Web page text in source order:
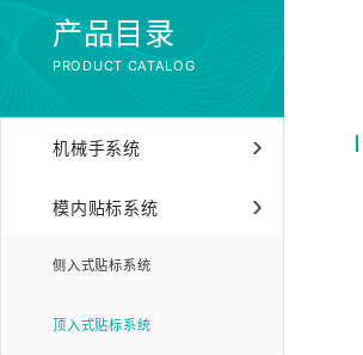
产品目录
PRODUCT CATALOG
机械手系统
模内贴标系统
侧入式贴标系统
顶入式贴标系统